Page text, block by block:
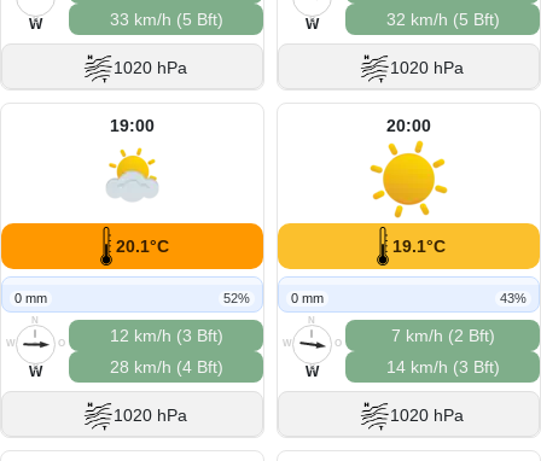
S
W 33 km/h (5 Bft)
1020 hPa
S
W 32 km/h (5 Bft)
1020 hPa
19:00
20.1°C
0 mm 52%
N
O
S
W
W
12 km/h (3 Bft)
28 km/h (4 Bft)
1020 hPa
20:00
19.1°C
0 mm 43%
N
O
S
W
W
7 km/h (2 Bft)
14 km/h (3 Bft)
1020 hPa